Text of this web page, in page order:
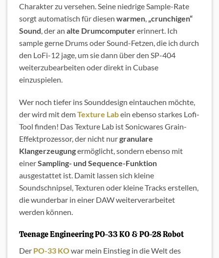
Charakter zu versehen. Seine niedrige Sample-Rate
sorgt automatisch für diesen warmen, „crunchigen“
Sound, der an alte Drumcomputererinnert. Ich
sample gerne Drums oder Sound-Fetzen, die ich durch
den LoFi-12 jage, um sie dann über den SP-404
weiterzubearbeiten oder direkt in Cubase
einzuspielen.
Wer noch tiefer ins Sounddesign eintauchen möchte,
der wird mit demTexture Labein ebenso starkes Lofi-
Tool finden! Das Texture Lab ist Sonicwares Grain-
Effektprozessor, der nicht nurgranulare
Klangerzeugungermöglicht, sondern ebenso mit
einerSampling- und Sequence-Funktion
ausgestattet ist. Damit lassen sich kleine
Soundschnipsel, Texturen oder kleine Tracks erstellen,
die wunderbar in einer DAW weiterverarbeitet
werden können.
Teenage Engineering PO-33 KO & PO-28 Robot
Der PO-33 KOwar mein Einstieg in die Welt des